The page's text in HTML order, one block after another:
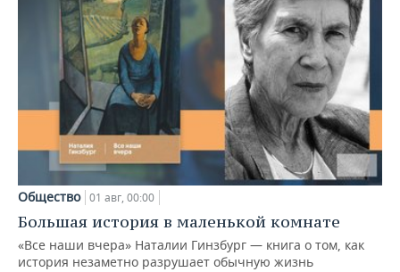
Общество 01 авг, 00:00
Большая история в маленькой комнате
«Все наши вчера» Наталии Гинзбург — книга о том, как
история незаметно разрушает обычную жизнь